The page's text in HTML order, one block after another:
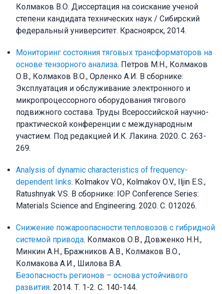
Колмаков В.О. Диссертация на соискание ученой
степени кандидата технических наук / Сибирский
федеральный университет. Красноярск, 2014.
Мониторинг состояния тяговых трансформаторов на
основе тензорного анализа. Петров М.Н., Колмаков
О.В., Колмаков В.О., Орленко А.И. В сборнике:
Эксплуатация и обслуживание электронного и
микропроцессорного оборудования тягового
подвижного состава. Труды Всероссийской научно-
практической конференции с международным
участием. Под редакцией И.К. Лакина. 2020. С. 263-
269.
Analysis of dynamic characteristics of frequency-
dependent links. Kolmakov V.O., Kolmakov O.V., Iljin E.S.,
Ratushnyak V.S. В сборнике: IOP Conference Series:
Materials Science and Engineering. 2020. С. 012026.
Снижение пожароопасности тепловозов с гибридной
системой привода. Колмаков О.В., Довженко Н.Н.,
Минкин А.Н., Бражников А.В., Колмаков В.О.,
Колмакова А.И., Шилова В.А.
Безопасность регионов – основа устойчивого
развития. 2014. Т. 1-2. С. 140-144.